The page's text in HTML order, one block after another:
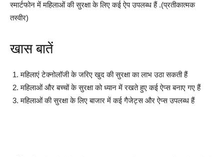
स्मार्टफोन में महिलाओं की सुरक्षा के लिए कई ऐप उपलब्ध हैं .(प्रतीकात्मक
तस्वीर)
खास बातें
महिलाएं टेक्नोलॉजी के जरिए खुद की सुरक्षा का लाभ उठा सकती हैं
महिलाओं और बच्चों के सुरक्षा को ध्यान में रखते हुए कई ऐप्स बनाए गए हैं
महिलाओं की सुरक्षा के लिए बाजार में कई गैजेट्स और ऐप्स उपलब्ध हैं